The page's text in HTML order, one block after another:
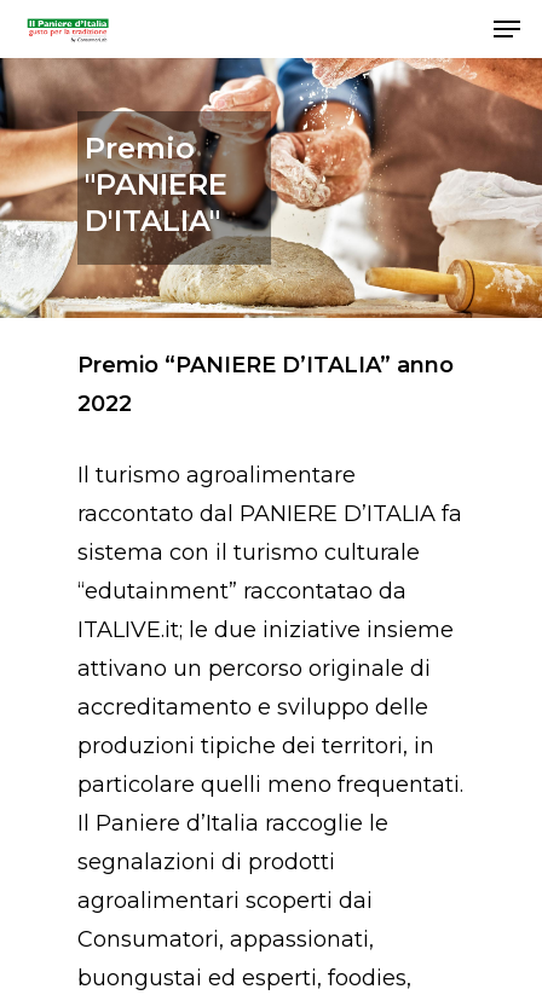
Hit enter to search or ESC to close
Premio
"PANIERE
D'ITALIA"
Premio “PANIERE D’ITALIA” anno
2022
Il turismo agroalimentare
raccontato dal PANIERE D’ITALIA fa
sistema con il turismo culturale
“edutainment” raccontatao da
ITALIVE.it; le due iniziative insieme
attivano un percorso originale di
accreditamento e sviluppo delle
produzioni tipiche dei territori, in
particolare quelli meno frequentati.
Il Paniere d’Italia raccoglie le
segnalazioni di prodotti
agroalimentari scoperti dai
Consumatori, appassionati,
buongustai ed esperti, foodies,